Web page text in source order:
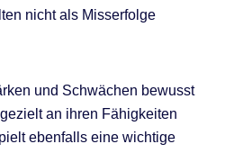
nicht als Misserfolge
und Schwächen bewusst
an ihren Fähigkeiten
ebenfalls eine wichtige